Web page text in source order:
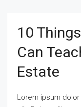
10
Can
Estate
Lorem ipsum